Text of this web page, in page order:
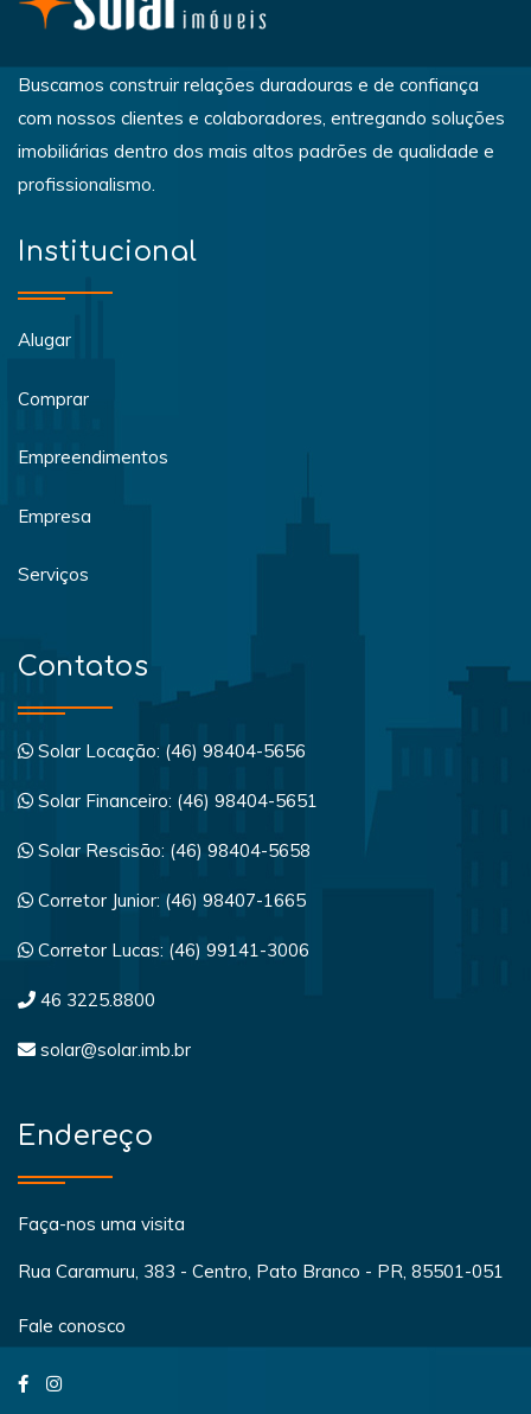
Buscamos construir relações duradouras e de confiança
com nossos clientes e colaboradores, entregando soluções
imobiliárias dentro dos mais altos padrões de qualidade e
profissionalismo.
Institucional
Alugar
Comprar
Empreendimentos
Empresa
Serviços
Contatos
Solar Locação: (46) 98404-5656
Solar Financeiro: (46) 98404-5651
Solar Rescisão: (46) 98404-5658
Corretor Junior: (46) 98407-1665
Corretor Lucas: (46) 99141-3006
46 3225.8800
solar@solar.imb.br
Endereço
Faça-nos uma visita
Rua Caramuru, 383 - Centro, Pato Branco - PR, 85501-051
Fale conosco